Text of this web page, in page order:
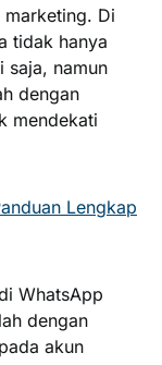
Di
tidak hanya
saja, namun
dengan
mendekati
Lengkap
WhatsApp
dengan
akun